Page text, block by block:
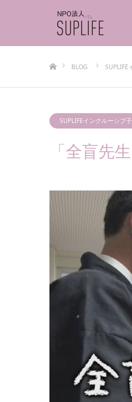
BLOG
SUPLIFEインクルーシブ
「全盲先